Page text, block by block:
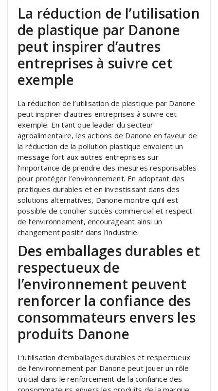
La réduction de l’utilisation
de plastique par Danone
peut inspirer d’autres
entreprises à suivre cet
exemple
La réduction de l’utilisation de plastique par Danone
peut inspirer d’autres entreprises à suivre cet
exemple. En tant que leader du secteur
agroalimentaire, les actions de Danone en faveur de
la réduction de la pollution plastique envoient un
message fort aux autres entreprises sur
l’importance de prendre des mesures responsables
pour protéger l’environnement. En adoptant des
pratiques durables et en investissant dans des
solutions alternatives, Danone montre qu’il est
possible de concilier succès commercial et respect
de l’environnement, encourageant ainsi un
changement positif dans l’industrie.
Des emballages durables et
respectueux de
l’environnement peuvent
renforcer la confiance des
consommateurs envers les
produits Danone
L’utilisation d’emballages durables et respectueux
de l’environnement par Danone peut jouer un rôle
crucial dans le renforcement de la confiance des